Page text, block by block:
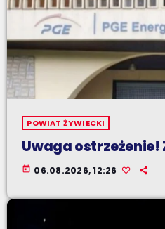
POWIAT ŻYWIECKI
Uwaga ostrzeżenie!
today 06.08.2026, 12:26